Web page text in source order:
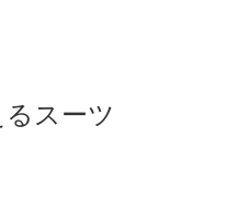
スーツ